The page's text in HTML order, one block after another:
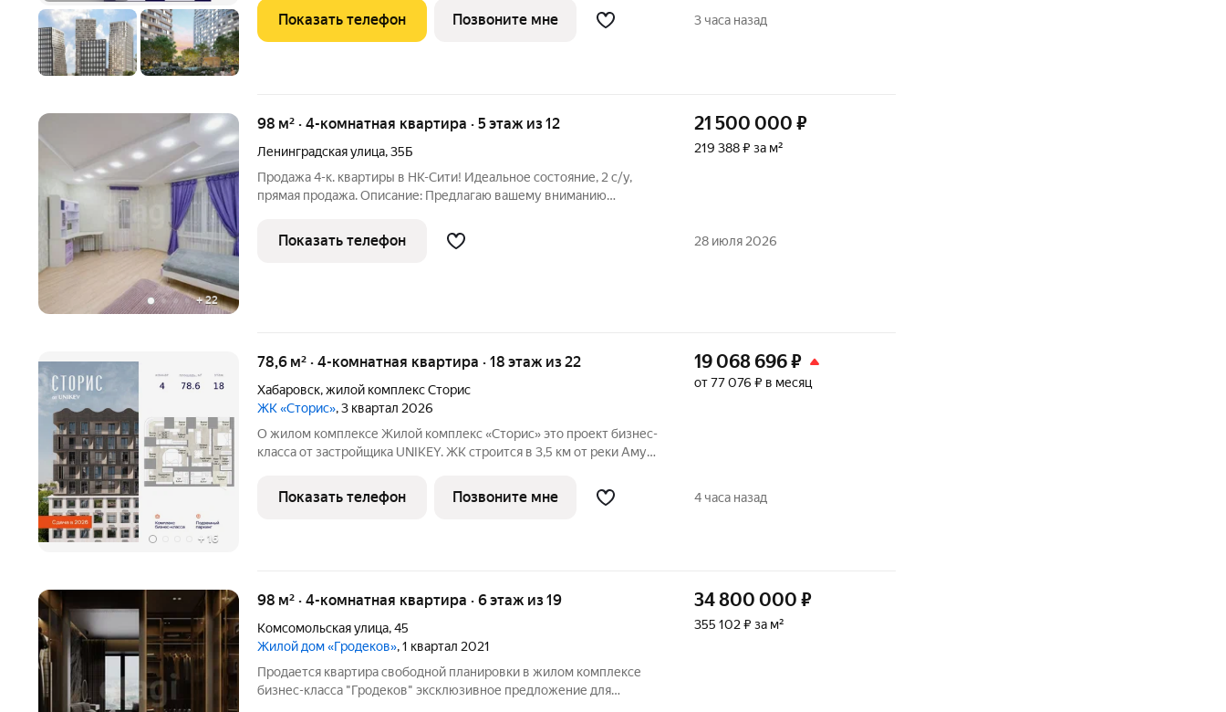
Показать телефон Позвоните мне 3 часа назад
+22
98 м² · 4-комнатная квартира · 5 этаж из 12
Ленинградская улица,35Б
Продажа 4-к. квартиры в НК-Сити! Идеальное состояние, 2 с/у,
прямая продажа. Описание: Предлагаю вашему вниманию
Сити. Продажа от собственника без комиссий и переплат.
Квартира полностью готова
21 500 000 ₽
219 388 ₽ за м²
Показать телефон 28 июля 2026
+ 16
78,6 м² · 4-комнатная квартира · 18 этаж из 22
Хабаровск,жилой комплекс Сторис
ЖК «Сторис», 3 квартал 2026
О жилом комплексе Жилой комплекс «Сторис» это проект бизнес-
класса от застройщика UNIKEY. ЖК строится в 3,5 км от реки Амур.
«Детство» и «Интеллект». В проекте предусмотрены
общественные
19 068 696₽
от 77 076 ₽ в месяц
Показать телефон Позвоните мне 4 часа назад
98 м² · 4-комнатная квартира · 6 этаж из 19
Комсомольская улица,45
Жилой дом «Гродеков», 1 квартал 2021
Продается квартира свободной планировки в жилом комплексе
бизнес-класса "Гродеков" эксклюзивное предложение для
34 800 000 ₽
355 102 ₽ за м²